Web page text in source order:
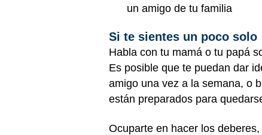
un amigo de tu familia
Si te sientes un poco solo
Habla con tu mamá o tu papá
Es posible que te puedan dar
amigo una vez a la semana, o
están preparados para
Ocuparte en hacer los